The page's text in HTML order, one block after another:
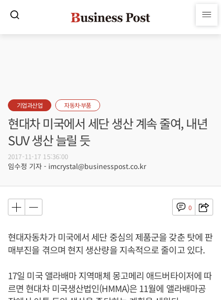
기업과산업 자동차·부품
현대차 미국에서 세단 생산 계속 줄여, 내년
SUV 생산 늘릴 듯
2017-11-17 15:36:00
임수정 기자 - imcrystal@businesspost.co.kr
0
현대자동차가 미국에서 세단 중심의 제품군을 갖춘 탓에 판
매부진을 겪으며 현지 생산량을 지속적으로 줄이고 있다.
17일 미국 앨라배마 지역매체 몽고메리 애드버타이저에 따
르면 현대차 미국생산법인(HMMA)은 11월에 앨라배마공